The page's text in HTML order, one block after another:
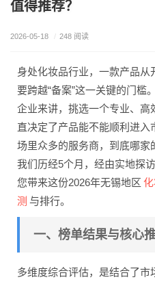
值得推荐？
2026-05-18 / 248 阅读
身处化妆品行业，一款产品
要跨越“备案”这一关键的门槛
企业来讲，挑选一个专业、高
直决定了产品能不能顺利进
场里众多的服务商，到底哪家
我们历经5个月，经由实地探
您带来这份2026年无锡地区
测 与排行。
一、榜单结果与核心
多维度综合评估，是结合了